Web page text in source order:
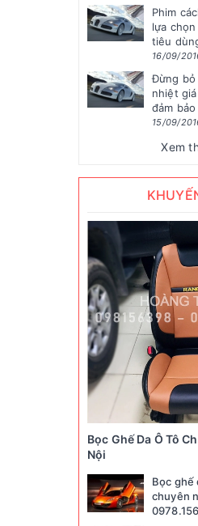
Phim
lựa
tiêu
16/09/
Đừng bỏ
nhiệt
đảm bảo
15/09/
Xem
Bọc Ghế Da Ô Tô
Nội
Bọc ghế
chuyên